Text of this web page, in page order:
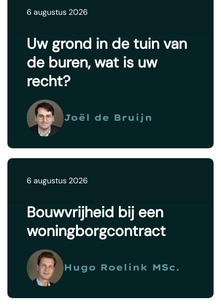
6 augustus 2026
Uw grond in de tuin van
de buren, wat is uw
recht?
Joël de Bruijn
6 augustus 2026
Bouwvrijheid bij een
woningborgcontract
Hugo Roelink MSc.